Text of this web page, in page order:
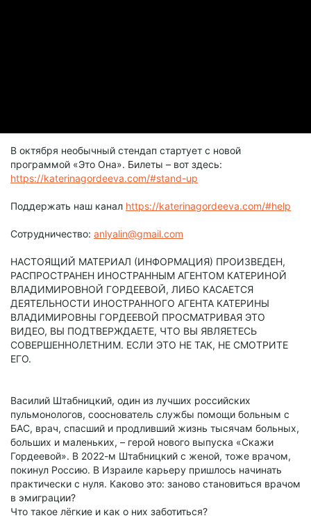
В октября необычный стендап стартует с новой
программой «Это Она». Билеты – вот здесь:
https://katerinagordeeva.com/#stand-up
Поддержать наш канал https://katerinagordeeva.com/#help
Сотрудничество: anlyalin@gmail.com
НАСТОЯЩИЙ МАТЕРИАЛ (ИНФОРМАЦИЯ) ПРОИЗВЕДЕН,
РАСПРОСТРАНЕН ИНОСТРАННЫМ АГЕНТОМ КАТЕРИНОЙ
ВЛАДИМИРОВНОЙ ГОРДЕЕВОЙ, ЛИБО КАСАЕТСЯ
ДЕЯТЕЛЬНОСТИ ИНОСТРАННОГО АГЕНТА КАТЕРИНЫ
ВЛАДИМИРОВНЫ ГОРДЕЕВОЙ ПРОСМАТРИВАЯ ЭТО
ВИДЕО, ВЫ ПОДТВЕРЖДАЕТЕ, ЧТО ВЫ ЯВЛЯЕТЕСЬ
СОВЕРШЕННОЛЕТНИМ. ЕСЛИ ЭТО НЕ ТАК, НЕ СМОТРИТЕ
ЕГО.
Василий Штабницкий, один из лучших российских
пульмонологов, сооснователь службы помощи больным с
БАС, врач, спасший и продливший жизнь тысячам больных,
больших и маленьких, – герой нового выпуска «Скажи
Гордеевой». В 2022-м Штабницкий с женой, тоже врачом,
покинул Россию. В Израиле карьеру пришлось начинать
практически с нуля. Каково это: заново становиться врачом
в эмиграции?
Что такое лёгкие и как о них заботиться?